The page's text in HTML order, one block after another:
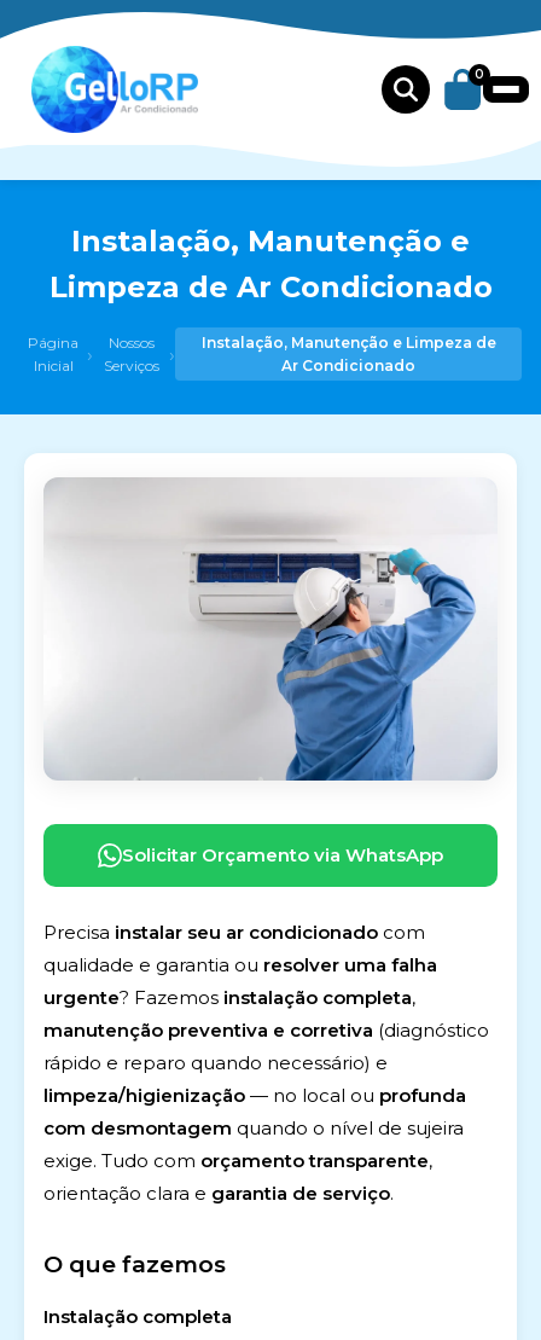
0
Instalação, Manutenção e
Limpeza de Ar Condicionado
Página
Inicial
›
Nossos
Serviços
›
Instalação, Manutenção e Limpeza de
Ar Condicionado
Solicitar Orçamento via WhatsApp
Precisa instalar seu ar condicionado com
qualidade e garantia ou resolver uma falha
urgente? Fazemos instalação completa,
manutenção preventiva e corretiva (diagnóstico
rápido e reparo quando necessário) e
limpeza/higienização — no local ou profunda
com desmontagem quando o nível de sujeira
exige. Tudo com orçamento transparente,
orientação clara e garantia de serviço.
O que fazemos
Instalação completa